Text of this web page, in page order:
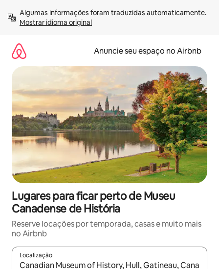
para
Mostrar idioma original
Anuncie seu espaço no Airbnb
Lugares para ficar perto de Museu
Canadense de História
Reserve locações por temporada, casas e muito mais
no Airbnb
Localização
Quando os resultados estiverem disponíveis, explore-os